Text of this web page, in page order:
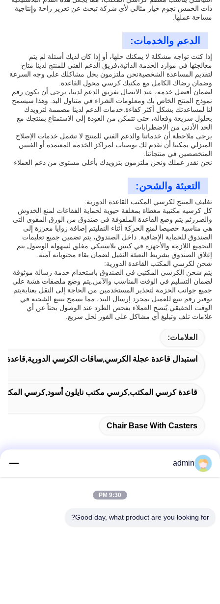
ذات الخمس نجوم خيار مثالي لأي شركة تبحث عن تعزيز راحة وإنتاجية
مساحة عملها.
الدعم والخدمات:
إذا كنت تواجه مشكلة لا يمكنك حلها، أو إذا كان لديك أسئلة لم يتم
معالجتها في موارد الخدمة الذاتية،فريق الدعم الفني للمنتج لدينا متاح
لتقديم المساعدة الشخصيةنحن ملتزمون بحل مشاكلك على وجه السرعة
وضمان رضاك الكامل مع مكتبك كرسي محول القاعدة.
لضمان أفضل خدمة، عند الاتصال بفريق الدعم لدينا، يرجى أن يكون رقم
نموذج المنتج الخاص بك ومعلومات الشراء في متناول اليد. وهذا سيسمح
لنا لمساعدتك بشكل أكثر كفاءة.خدمات الدعم لدينا مصممة لتزويدك
بحلول سريعة وفعالة، حتى تتمكن من العودة إلى الاستمتاع بمنتجك مع
الحد الأدنى من الاضطرابات
يرجى ملاحظة أن خدماتنا والدعم الفني للمنتج لا تشمل خدمات الإصلاح
المنزلي.يمكننا أن نقدم لك توصيات لمراكز الخدمة المعتمدة أو الفنيين
المتخصصين في منتجاتنا.
نحن نقدر عملك ونحن ملتزمون بتزويدك بأعلى مستوى من دعم العملاء
التعبئة والشحن:
تغليف المنتج لكرسي المكتب القاعدة الدورية:
كل كرسيه مكتبية مغطاة بمغلفة حيوية لحماية الفقاعات لمنع الخدوش
والضررثم يتم وضع القاعدة الملفوفة في صندوق من الورق المقوى التي
هي مناسبة خصيصا لمنع الحركة أثناء النقليتم إضافة زوايا معززة إلى
الصندوق للحماية الإضافية. داخل الصندوق، يتم تضمين جميع تعليمات
التجميع اللازمة والأجهزة في كيس بلاستيكي مغلق لسهولة الوصول.يتم
إغلاق الصندوق بشريط التعبئة الثقيل لضمان بقاء محتوياته آمنة.
شحن لكرسي المكتب القاعدة الدورية:
يتم شحن الكرسي المكتبي في الصندوق باستخدام خدمة رسالة موثوقة
لضمان التسليم في الوقت المناسب والآمن.يتم وضع ملصقات هشة على
جميع جوانب الحزمة لتحذير المستخدمين من الحاجة إلى النقل بعنايةيتم
توفير رقم تتبع للعميل بمجرد إرسال البند، مما يسمح بتتبع الشحنة في
الوقت الحقيقي.يُنصح العملاء بفحص الطرد عند الوصول بحثاً عن أي
علامات تلف وتبليغ أي مشاكل على الفور لحل سريع.
العلامات:
استبدال قاعدة عجلة الكرسي,ساقات الكرسي الدورية,قاعدة
قاعدة كرسي المكتب,كرسي مكتب نايلون أسود,كرسي المكتب
Chair Base With Casters
admin
9:30 PM
Good day, what product are you looking for?